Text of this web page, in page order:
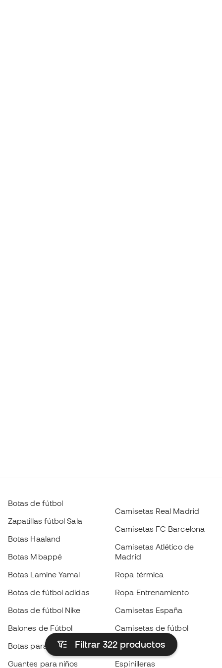
Filtrar 322 productos
Botas de fútbol
Zapatillas fútbol Sala
Botas Haaland
Botas Mbappé
Botas Lamine Yamal
Botas de fútbol adidas
Botas de fútbol Nike
Balones de Fútbol
Botas para niños
Guantes para niños
Camisetas Real Madrid
Camisetas FC Barcelona
Camisetas Atlético de
Madrid
Ropa térmica
Ropa Entrenamiento
Camisetas España
Camisetas de fútbol
Chubasqueros
Espinilleras